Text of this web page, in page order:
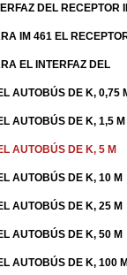
DEL RECEPTOR
IM 461 EL
EL INTERFAZ DEL
AUTOBÚS DE K, 0,75
AUTOBÚS DE K, 1,5 M
AUTOBÚS DE K, 5 M
AUTOBÚS DE K, 10 M
AUTOBÚS DE K, 25 M
AUTOBÚS DE K, 50 M
AUTOBÚS DE K, 100